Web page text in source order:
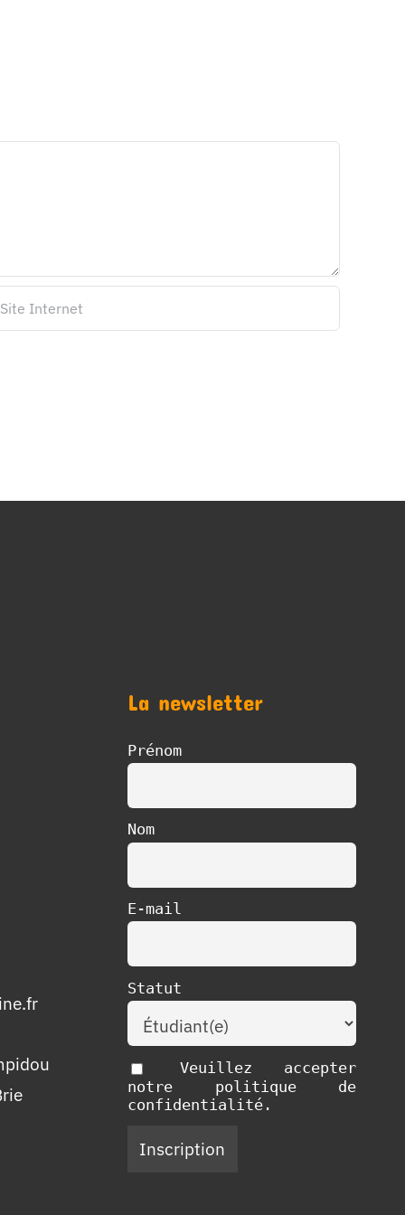
La newsletter
Prénom
Nom
E-mail
Statut
Veuillez accepter
notre politique de
confidentialité.